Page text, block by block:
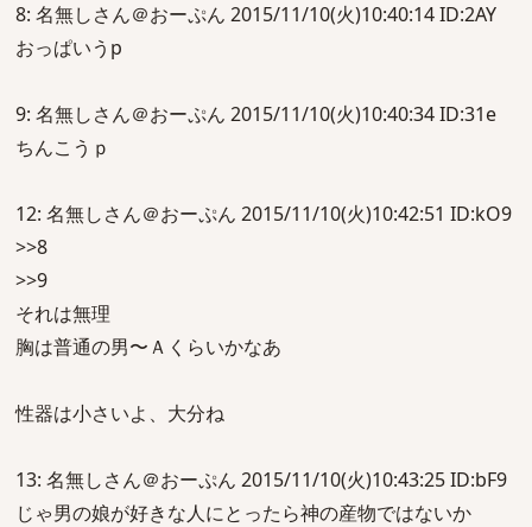
8: 名無しさん＠おーぷん 2015/11/10(火)10:40:14 ID:2AY
おっぱいうp
9: 名無しさん＠おーぷん 2015/11/10(火)10:40:34 ID:31e
ちんこうｐ
12: 名無しさん＠おーぷん 2015/11/10(火)10:42:51 ID:kO9
>>8
>>9
それは無理
胸は普通の男〜Ａくらいかなあ
性器は小さいよ、大分ね
13: 名無しさん＠おーぷん 2015/11/10(火)10:43:25 ID:bF9
じゃ男の娘が好きな人にとったら神の産物ではないか